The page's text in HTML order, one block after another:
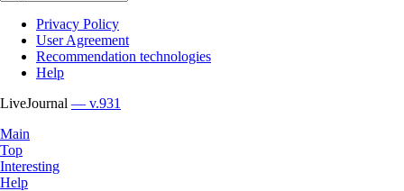
Privacy Policy
User Agreement
Recommendation technologies
Help
LiveJournal — v.931
Main
Top
Interesting
Help